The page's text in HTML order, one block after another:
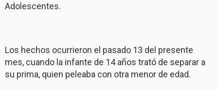
Adolescentes.
Los hechos ocurrieron el pasado 13 del presente
mes, cuando la infante de 14 años trató de separar a
su prima, quien peleaba con otra menor de edad.